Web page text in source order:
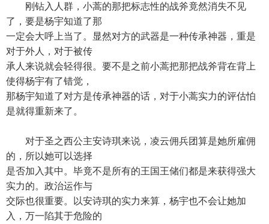
刚钻入人群，小蒿的那把标志性的战斧竟然消失不见
了，要是杨宇知道了那
一定会大呼上当了。显然对方的武器是一种传承神器，重是
对于外人，对于被传
承人来说就会轻得很。要不是之前小蒿把那把战斧背在背上
使得杨宇有了错觉，
那杨宇知道了对方是传承神器的话，对于小蒿实力的评估怕
是就得重新来了。
对于圣之西公主安诗琪来说，凌云佣兵团算是她所雇佣
的，所以她可以选择
是否加入其中。毕竟不是所有的王国王储们都是来获得强大
实力的。政治运作与
交际也很重要。以安诗琪的实力来算，杨宇也不会让她加
入，万一陷其于危险的